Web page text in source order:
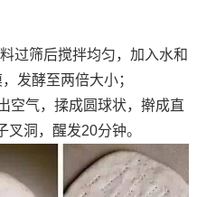
过筛后搅拌均匀，加入水和
发酵至两倍大小；
空气，揉成圆球状，擀成直
洞，醒发20分钟。